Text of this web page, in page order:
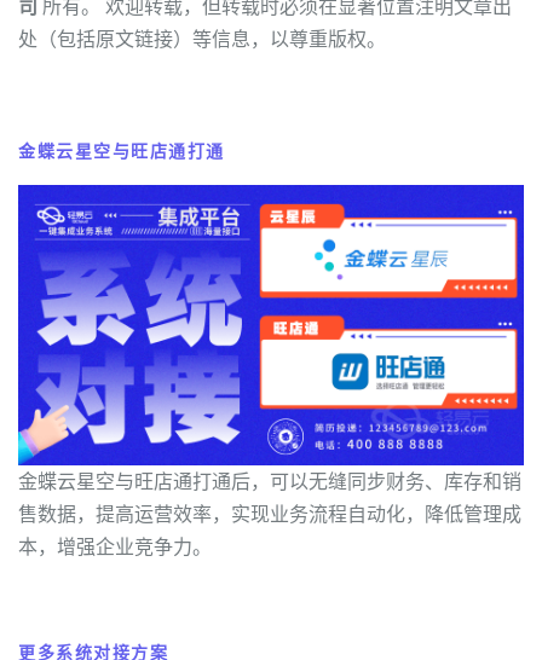
司 所有。 欢迎转载，但转载时必须在显著位置注明文章出
处（包括原文链接）等信息，以尊重版权。
金蝶云星空与旺店通打通
金蝶云星空与旺店通打通后，可以无缝同步财务、库存和销
售数据，提高运营效率，实现业务流程自动化，降低管理成
本，增强企业竞争力。
更多系统对接方案